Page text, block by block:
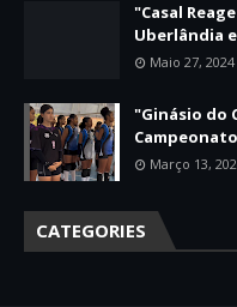
"Casal
Uberlândia
Maio 27, 2024
"Ginásio do
Março 13,
CATEGORIES